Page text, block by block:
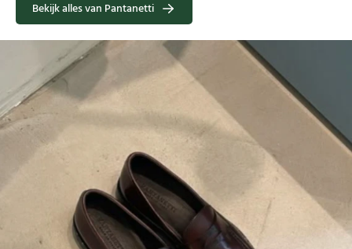
Bekijk alles van Pantanetti